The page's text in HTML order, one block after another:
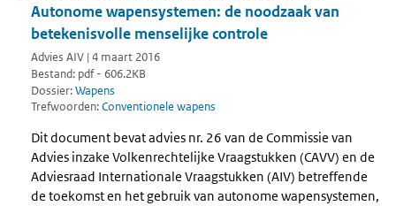
Autonome wapensystemen: de noodzaak van
betekenisvolle menselijke controle
Advies AIV | 4 maart 2016
Bestand: pdf - 606.2KB
Dossier:Wapens
Trefwoorden:Conventionele wapens
Dit document bevat advies nr. 26 van de Commissie van
Advies inzake Volkenrechtelijke Vraagstukken (CAVV) en de
Adviesraad Internationale Vraagstukken (AIV) betreffende
de toekomst en het gebruik van autonome wapensystemen,